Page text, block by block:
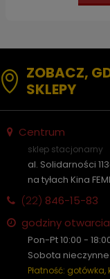
ZOBACZ,
SKLEPY
Centrum
sklep stacjonarny
al. Solidarności
na tyłach Kina
(22) 846-15-83
godziny otwarcia
Pon-Pt 10:00 -
Sobota nieczynne
Płatność: gotówka,